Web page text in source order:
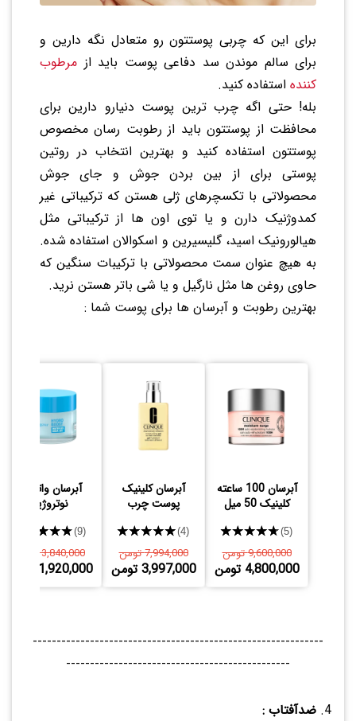
برای این که چربی پوستتون رو متعادل نگه دارین و
برای سالم موندن سد دفاعی پوست باید از مرطوب
کننده استفاده کنید.
بله! حتی اگه چرب ترین پوست دنیارو دارین برای
محافظت از پوستتون باید از رطوبت رسان مخصوص
پوستتون استفاده کنید و بهترین انتخاب در روتین
پوستی برای از بین بردن جوش و جای جوش
محصولاتی با تکسچرهای ژلی هستن که ترکیباتی غیر
کمدوژنیک دارن و یا توی اون ها از ترکیباتی مثل
هیالورونیک اسید، گلیسیرین و اسکوالان استفاده شده.
به هیچ عنوان سمت محصولاتی با ترکیبات سنگین که
حاوی روغن ها مثل نارگیل و یا شی باتر هستن نرید.
بهترین رطوبت و آبرسان ها برای پوست شما :
آبرسان 100 ساعته
کلینیک 50 میل
★★★★★(5)
9,600,000 تومن
4,800,000 تومن
آبرسان کلینیک
پوست چرب
★★★★★(4)
7,994,000 تومن
3,997,000 تومن
آبرسان واتر ژل
نوتروژینا
★★★★★(9)
3,840,000 تومن
1,920,000 تومن
-------------------------------------------------------------
-----------------------------------------------
ضدآفتاب :